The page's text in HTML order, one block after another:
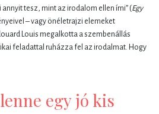
tesz, mint az irodalom ellen írni” (Egy
– vagy önéletrajzi elemeket
Louis megalkotta a szembenállás
feladattal ruházza fel az irodalmat. Hogy
egy jó kis